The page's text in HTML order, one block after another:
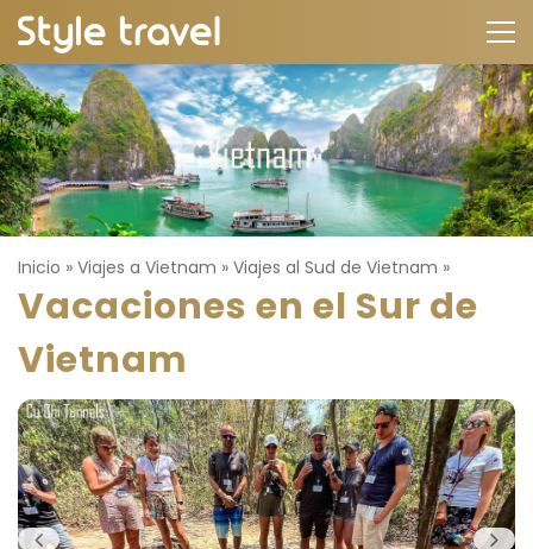
Inicio » Viajes a Vietnam » Viajes al Sud de Vietnam »
Vacaciones en el Sur de
Vietnam